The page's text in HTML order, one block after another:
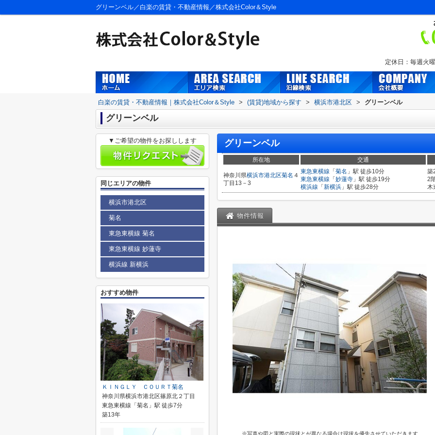
グリーンベル／白楽の賃貸・不動産情報／株式会社Color＆Style
定休日：毎週火
白楽の賃貸・不動産情報｜株式会社Color＆Style > (賃貸)地域から探す > 横浜市港北区 > グリーンベル
グリーンベル
グリーンベル
所在地 交通
神奈川県横浜市港北区菊名 ４
丁目13－3
東急東横線 「 菊名 」駅 徒歩10分
東急東横線 「 妙蓮寺 」駅 徒歩19分
横浜線 「 新横浜 」駅 徒歩28分
築
2
木
物件情報
※写真や図と実際の現状とが異なる場合は現状を優先させていただきます
▼ご希望の物件をお探しします
同じエリアの物件
横浜市港北区
菊名
東急東横線 菊名
東急東横線 妙蓮寺
横浜線 新横浜
おすすめ物件
ＫＩＮＧＬＹ ＣＯＵＲＴ菊名
神奈川県横浜市港北区篠原北２丁目
東急東横線「菊名」駅 徒歩7分
築13年